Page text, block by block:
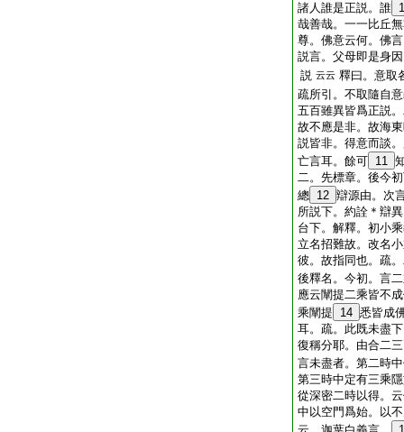
諸人誰是正説。誰
哉善哉。一一比丘
尊。佛意云何。佛
説言。父母即是身
説 云云 釋曰。意取
疏所引。不取隨自
五百雖異皆爲正説
故不應是非。故海
説皆非。得意而談
亡言耳。餘可 11
二。先標章。後今
總 12 辯源由。次
所説下。約詮＊辯
台下。解釋。初小
立名招難故。改名
彼。故指同也。疏
後釋名。今初。言
應云闡提二乘皆不
乘闡提
14 悉皆成
耳。疏。此既未盡
復稱分耶。由合二
言未盡者。第二時
第三時中定有三乘
從深密二時以得。
中以空門爲始。以